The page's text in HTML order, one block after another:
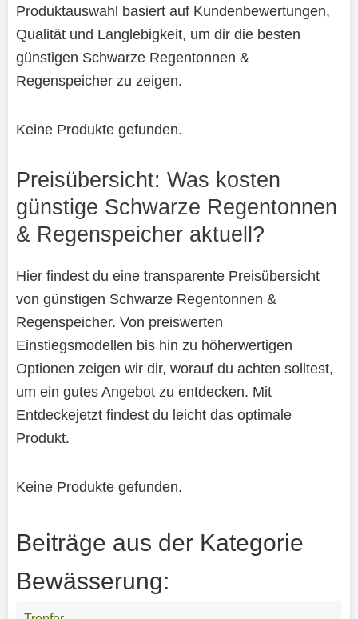
Produktauswahl basiert auf Kundenbewertungen,
Qualität und Langlebigkeit, um dir die besten
günstigen Schwarze Regentonnen &
Regenspeicher zu zeigen.
Keine Produkte gefunden.
Preisübersicht: Was kosten
günstige Schwarze Regentonnen
& Regenspeicher aktuell?
Hier findest du eine transparente Preisübersicht
von günstigen Schwarze Regentonnen &
Regenspeicher. Von preiswerten
Einstiegsmodellen bis hin zu höherwertigen
Optionen zeigen wir dir, worauf du achten solltest,
um ein gutes Angebot zu entdecken. Mit
Entdeckejetzt findest du leicht das optimale
Produkt.
Keine Produkte gefunden.
Beiträge aus der Kategorie
Bewässerung: